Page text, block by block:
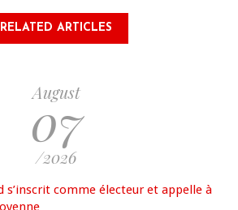
RELATED ARTICLES
August
07
/2026